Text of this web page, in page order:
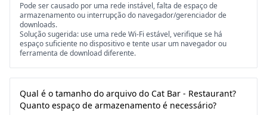
Pode ser causado por uma rede instável, falta de espaço de
armazenamento ou interrupção do navegador/gerenciador de
downloads.
Solução sugerida: use uma rede Wi-Fi estável, verifique se há
espaço suficiente no dispositivo e tente usar um navegador ou
ferramenta de download diferente.
Qual é o tamanho do arquivo do Cat Bar - Restaurant?
Quanto espaço de armazenamento é necessário?